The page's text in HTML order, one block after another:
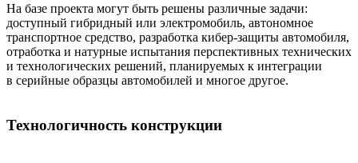
На базе проекта могут быть решены различные задачи:
доступный гибридный или электромобиль, автономное
транспортное средство, разработка кибер-защиты автомобиля,
отработка и натурные испытания перспективных технических
и технологических решений, планируемых к интеграции
в серийные образцы автомобилей и многое другое.
Технологичность конструкции